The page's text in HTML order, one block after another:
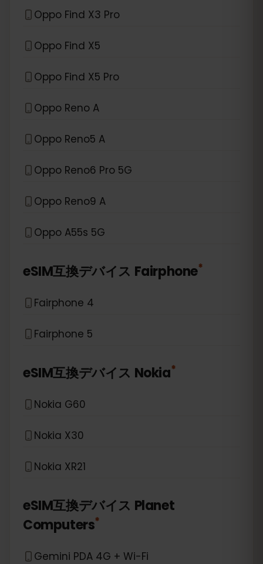
Oppo Find X3 Pro
Oppo Find X5
Oppo Find X5 Pro
Oppo Reno A
Oppo Reno5 A
Oppo Reno6 Pro 5G
Oppo Reno9 A
Oppo A55s 5G
eSIM互換デバイス Fairphone*
Fairphone 4
Fairphone 5
eSIM互換デバイス Nokia*
Nokia G60
Nokia X30
Nokia XR21
eSIM互換デバイス Planet
Computers*
Gemini PDA 4G + Wi-Fi